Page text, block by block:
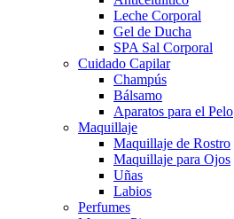
Leche Corporal
Gel de Ducha
SPA Sal Corporal
Cuidado Capilar
Champús
Bálsamo
Aparatos para el Pelo
Maquillaje
Maquillaje de Rostro
Maquillaje para Ojos
Uñas
Labios
Perfumes